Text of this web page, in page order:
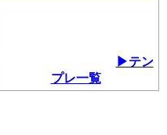
▶テン
プレ一覧